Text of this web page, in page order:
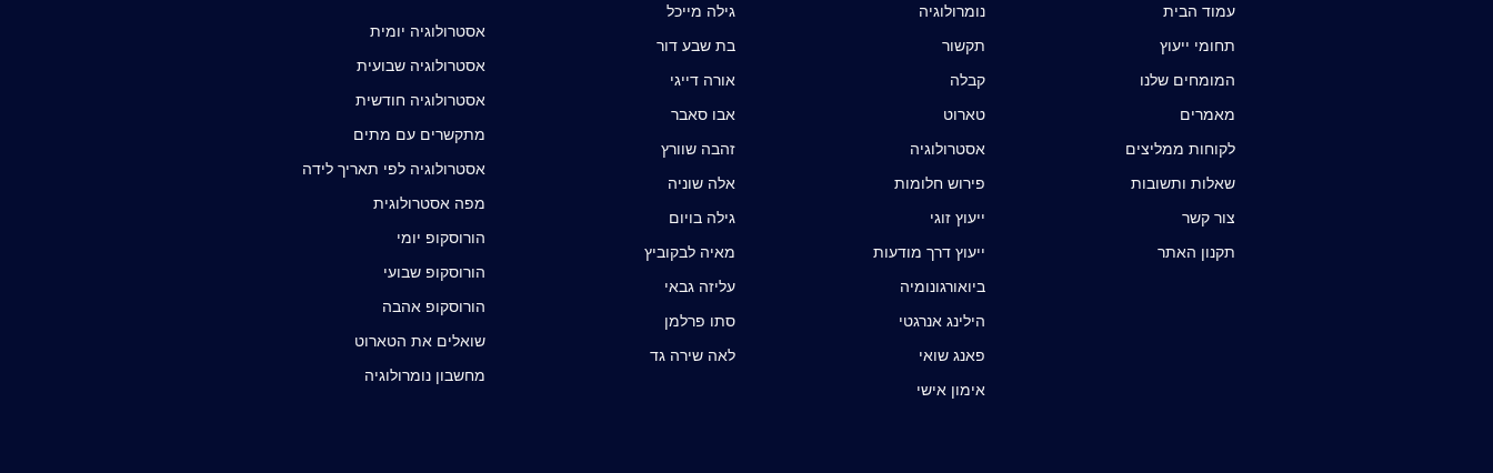
עמוד הבית
תחומי ייעוץ
המומחים שלנו
מאמרים
לקוחות ממליצים
שאלות ותשובות
צור קשר
תקנון האתר
נומרולוגיה
תקשור
קבלה
טארוט
אסטרולוגיה
פירוש חלומות
ייעוץ זוגי
ייעוץ דרך מודעות
ביואורגונומיה
הילינג אנרגטי
פאנג שואי
אימון אישי
גילה מייכל
בת שבע דור
אורה דייגי
אבו סאבר
זהבה שוורץ
אלה שוניה
גילה בויום
מאיה לבקוביץ
עליזה גבאי
סתו פרלמן
לאה שירה גד
אסטרולוגיה יומית
אסטרולוגיה שבועית
אסטרולוגיה חודשית
מתקשרים עם מתים
אסטרולוגיה לפי תאריך לידה
מפה אסטרולוגית
הורוסקופ יומי
הורוסקופ שבועי
הורוסקופ אהבה
שואלים את הטארוט
מחשבון נומרולוגיה